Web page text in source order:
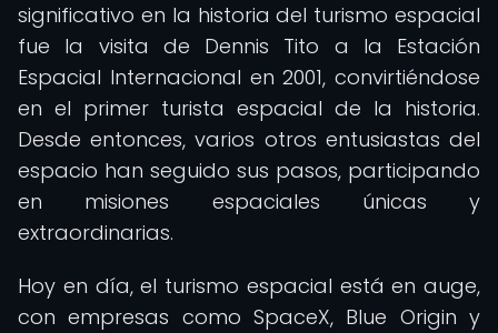
significativo en la historia del turismo espacial
fue la visita de Dennis Tito a la Estación
Espacial Internacional en 2001, convirtiéndose
en el primer turista espacial de la historia.
Desde entonces, varios otros entusiastas del
espacio han seguido sus pasos, participando
en misiones espaciales únicas y
extraordinarias.
Hoy en día, el turismo espacial está en auge,
con empresas como SpaceX, Blue Origin y